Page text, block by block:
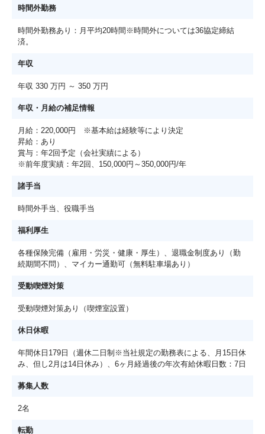
時間外勤務
時間外勤務あり：月平均20時間※時間外については36協定締結
済。
年収
年収 330 万円 ～ 350 万円
年収・月給の補足情報
月給：220,000円 ※基本給は経験等により決定
昇給：あり
賞与：年2回予定（会社実績による）
※前年度実績：年2回、150,000円～350,000円/年
諸手当
時間外手当、役職手当
福利厚生
各種保険完備（雇用・労災・健康・厚生）、退職金制度あり（勤
続期間不問）、マイカー通勤可（無料駐車場あり）
受動喫煙対策
受動喫煙対策あり（喫煙室設置）
休日休暇
年間休日179日（週休二日制※当社規定の勤務表による、月15日休
み、但し2月は14日休み）、6ヶ月経過後の年次有給休暇日数：7日
募集人数
2名
転勤